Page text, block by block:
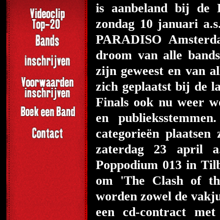
is aanbeland bij de
zondag 10 januari
PARADISO
droom van alle
zijn geweest en van
zich geplaatst bij de
Finals ook nu weer
en
categorieën
zaterdag 23 april
Poppodium 013 in
om 'The Clash of
worden zowel de
een cd-contract